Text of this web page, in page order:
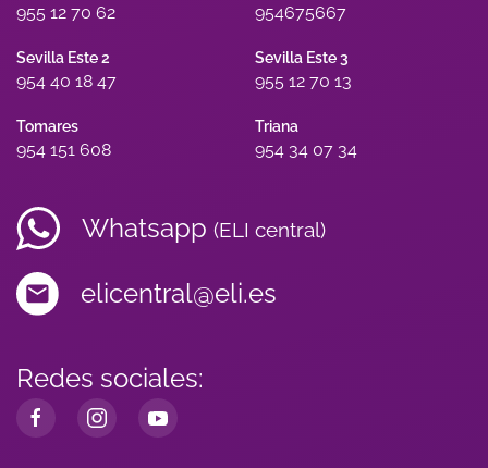
955 12 70 62 954675667
Sevilla Este 2
954 40 18 47
Sevilla Este 3
955 12 70 13
Tomares
954 151 608
Triana
954 34 07 34
Whatsapp (ELI central)
elicentral@eli.es
Redes sociales: